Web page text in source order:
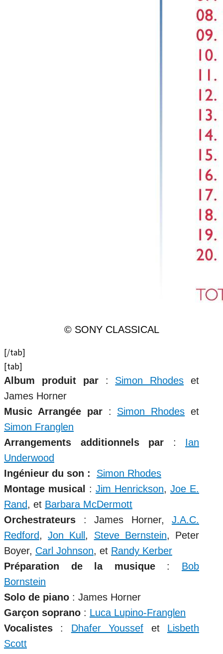
© SONY CLASSICAL
[/tab]
[tab]
Album produit par : Simon Rhodes et
James Horner
Music Arrangée par : Simon Rhodes et
Simon Franglen
Arrangements additionnels par : Ian
Underwood
Ingénieur du son :
Simon Rhodes
Montage musical : Jim Henrickson, Joe E.
Rand, et Barbara McDermott
Orchestrateurs : James Horner, J.A.C.
Redford,Jon Kull, Steve Bernstein, Peter
Boyer, Carl Johnson, et Randy Kerber
Préparation de la musique: Bob
Bornstein
Solo de piano : James Horner
Garçon soprano : Luca Lupino-Franglen
Vocalistes : Dhafer Youssef et Lisbeth
Scott